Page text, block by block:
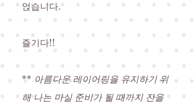
얹습니다.
즐기다!!
** 아름다운 레이어링을 유지하기 위
해 나는 마실 준비가 될 때까지 잔을